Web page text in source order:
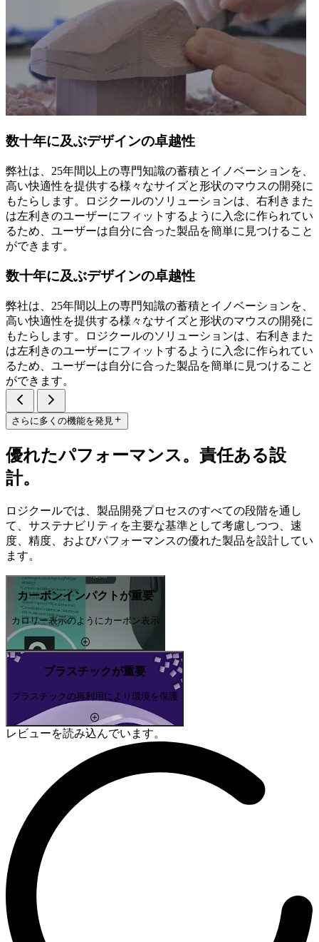
数十年に及ぶデザインの卓越性
弊社は、25年間以上の専門知識の蓄積とイノベーションを、
高い快適性を提供する様々なサイズと形状のマウスの開発に
もたらします。ロジクールのソリューションは、右利きまた
は左利きのユーザーにフィットするように入念に作られてい
るため、ユーザーは自分に合った製品を簡単に見つけること
ができます。
数十年に及ぶデザインの卓越性
弊社は、25年間以上の専門知識の蓄積とイノベーションを、
高い快適性を提供する様々なサイズと形状のマウスの開発に
もたらします。ロジクールのソリューションは、右利きまた
は左利きのユーザーにフィットするように入念に作られてい
るため、ユーザーは自分に合った製品を簡単に見つけること
ができます。
さらに多くの機能を発見
優れたパフォーマンス。責任ある設
計。
ロジクールでは、製品開発プロセスのすべての段階を通し
て、サステナビリティを主要な基準として考慮しつつ、速
度、精度、およびパフォーマンスの優れた製品を設計してい
ます。
カーボンインパクトが重要
カロリー表示のようにカーボン表示
プラスチックが重要
プラスチックの再利用により環境を保護
レビューを読み込んでいます。